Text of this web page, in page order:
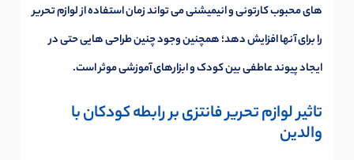
های محبوب کارتونی و انیمیشنی می تواند زمان استفاده از لوازم تحریر
را برای آنها افزایش دهد؛ همچنین وجود چنین طراحی هایی حتی در
ایجاد پیوند عاطفی بین کودک و ابزارهای آموزشی موثر است.
تاثیر لوازم تحریر فانتزی بر رابطه کودکان با
والدین